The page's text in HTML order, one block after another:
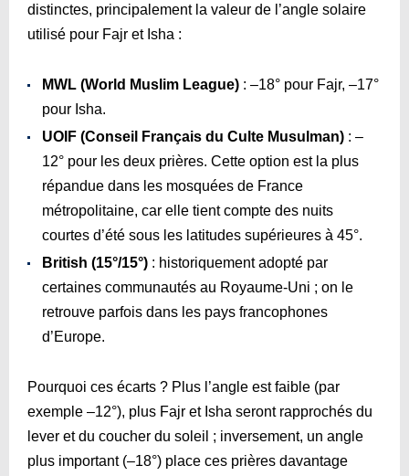
distinctes, principalement la valeur de l’angle solaire
utilisé pour Fajr et Isha :
MWL (World Muslim League) : –18° pour Fajr, –17°
pour Isha.
UOIF (Conseil Français du Culte Musulman) : –
12° pour les deux prières. Cette option est la plus
répandue dans les mosquées de France
métropolitaine, car elle tient compte des nuits
courtes d’été sous les latitudes supérieures à 45°.
British (15°/15°) : historiquement adopté par
certaines communautés au Royaume-Uni ; on le
retrouve parfois dans les pays francophones
d’Europe.
Pourquoi ces écarts ? Plus l’angle est faible (par
exemple –12°), plus Fajr et Isha seront rapprochés du
lever et du coucher du soleil ; inversement, un angle
plus important (–18°) place ces prières davantage